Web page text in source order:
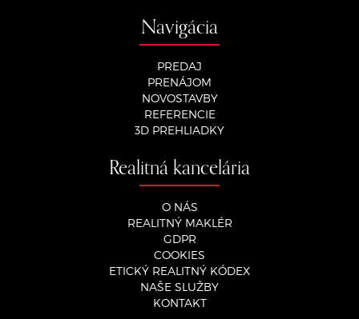
Navigácia
PREDAJ
PRENÁJOM
NOVOSTAVBY
REFERENCIE
3D PREHLIADKY
Realitná kancelária
O NÁS
REALITNÝ MAKLÉR
GDPR
COOKIES
ETICKÝ REALITNÝ KÓDEX
NAŠE SLUŽBY
KONTAKT